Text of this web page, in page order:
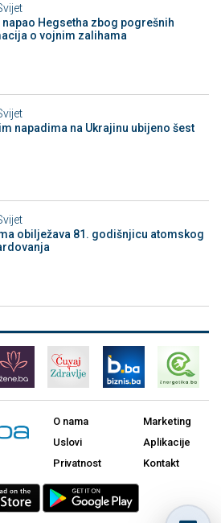
Hegsetha zbog pogrešnih
o vojnim zalihama
napadima na Ukrajinu ubijeno šest
obilježava 81. godišnjicu atomskog
O nama
Uslovi
Privatnost
Marketing
Aplikacije
Kontakt